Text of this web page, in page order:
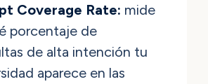
Coverage Rate: mide
porcentaje de
de alta intención tu
aparece en las